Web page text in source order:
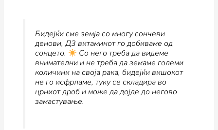
Бидејќи сме земја со многу сончеви
денови, Д3 витаминот го добиваме од
сонцето.
Со него треба да видеме
внимателни ине треба да земаме големи
количини на своја рака, бидејќи вишокот
не го исфрламе, туку се складира во
црниот дроб и може да дојде до негово
замастување.